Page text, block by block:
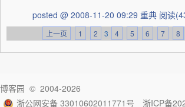
posted @ 2008-11-20 09:29 重典 阅读
上一页 1 2 3 4 5 6 7 8
博客园 © 2004-2026
浙公网安备 33010602011771号
浙ICP备